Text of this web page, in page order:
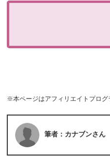
※本ページはアフィリエイトプログ
筆者：カナブンさん